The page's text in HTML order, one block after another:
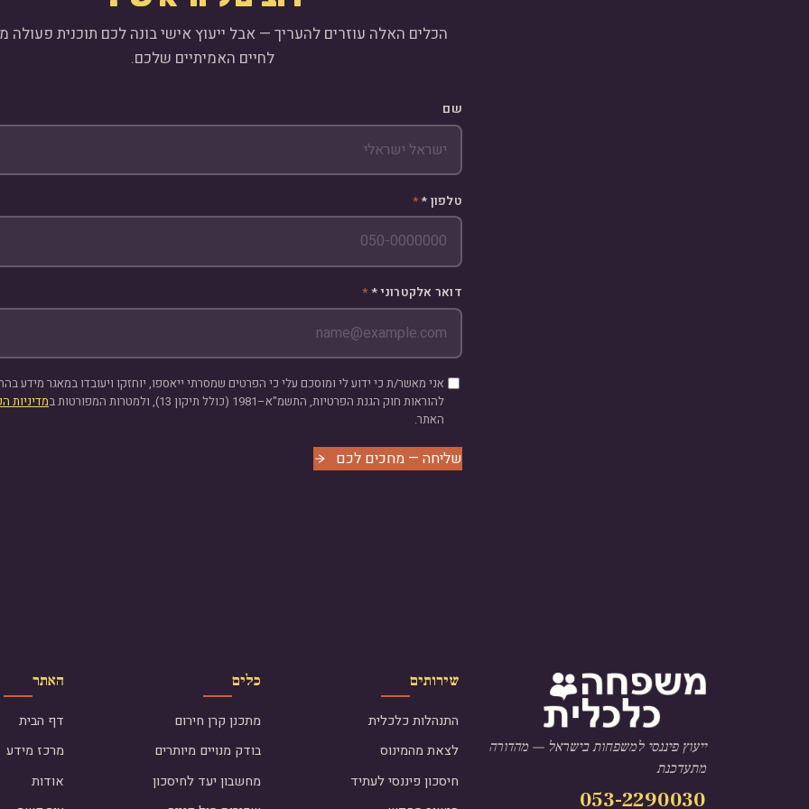
הכלים האלה עוזרים להעריך — אבל ייעוץ אישי בונה לכם תוכנית פעולה
לחיים האמיתיים שלכם.
שם
טלפון *
דואר אלקטרוני*
אני מאשר/ת כי ידוע לי ומוסכם עלי כי הפרטים שמסרתי ייאספו, יוחזקו ויעובדו במאגר מידע
להוראות חוק הגנת הפרטיות, התשמ"א–1981 (כולל תיקון 13), ולמטרות המפורטות ב
מדיניות
האתר.
שליחה — מחכים לכם
ייעוץ פיננסי למשפחות בישראל — מהדורה
מתעדכנת
053-2290030
שירותים
התנהלות כלכלית
לצאת מהמינוס
חיסכון פיננסי לעתיד
כלים
מתכנן קרן חירום
בודק מנויים מיותרים
מחשבון יעד לחיסכון
האתר
דף הבית
מרכז מידע
אודות